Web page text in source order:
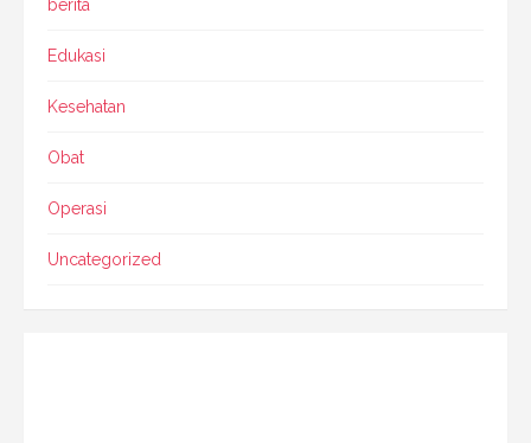
berita
Edukasi
Kesehatan
Obat
Operasi
Uncategorized